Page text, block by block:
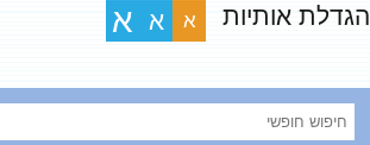
הגדלת אותיות א א א